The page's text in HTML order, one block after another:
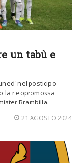
un tabù e
nel posticipo
la neopromossa
Brambilla.
21 AGOSTO 2024